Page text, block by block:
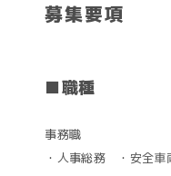
募集要項
■職種
事務職
・人事総務 ・安全